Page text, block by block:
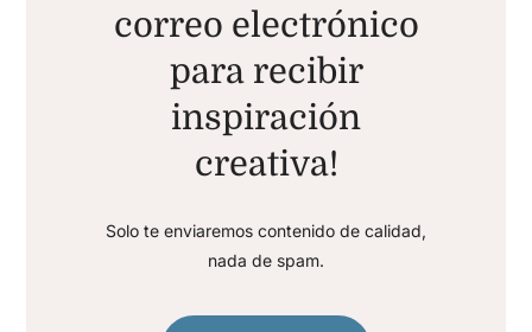
correo electrónico
para recibir
inspiración
creativa!
Solo te enviaremos contenido de calidad,
nada de spam.